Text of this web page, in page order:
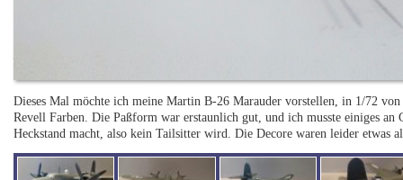
Dieses Mal möchte ich meine Martin B-26 Marauder vorstellen, in 1/72
Revell Farben. Die Paßform war erstaunlich gut, und ich musste einiges
Heckstand macht, also kein Tailsitter wird. Die Decore waren leider etwas